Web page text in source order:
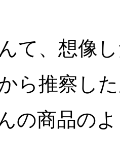
て、想像
ら推察し
の商品の